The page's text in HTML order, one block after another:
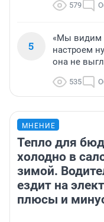
579
5
«Мы видим
настроем
она не
535
МНЕНИЕ
Тепло для
холодно в
зимой.
ездит на
плюсы и